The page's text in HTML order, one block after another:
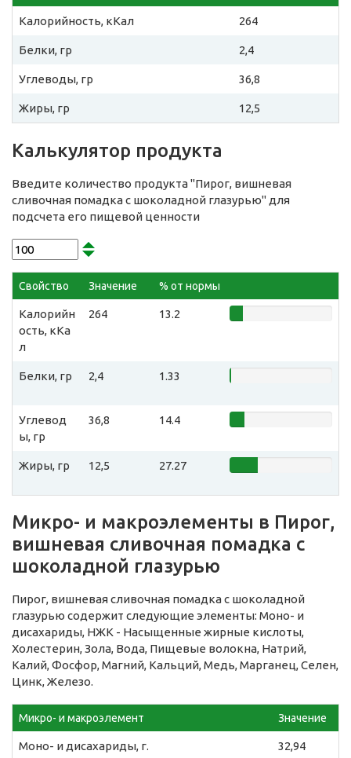
Калорийность, кКал 264
Белки, гр 2,4
Углеводы, гр 36,8
Жиры, гр 12,5
Калькулятор продукта
Введите количество продукта "Пирог, вишневая
сливочная помадка с шоколадной глазурью" для
подсчета его пищевой ценности
Свойство Значение % от нормы
Калорийн
ость, кКа
л
264 13.2
Белки, гр 2,4 1.33
Углевод
ы, гр
36,8 14.4
Жиры, гр 12,5 27.27
Микро- и макроэлементы в Пирог,
вишневая сливочная помадка с
шоколадной глазурью
Пирог, вишневая сливочная помадка с шоколадной
глазурью содержит следующие элементы: Моно- и
дисахариды, НЖК - Насыщенные жирные кислоты,
Холестерин, Зола, Вода, Пищевые волокна, Натрий,
Калий, Фосфор, Магний, Кальций, Медь, Марганец, Селен,
Цинк, Железо.
Микро- и макроэлемент Значение
Моно- и дисахариды, г. 32,94